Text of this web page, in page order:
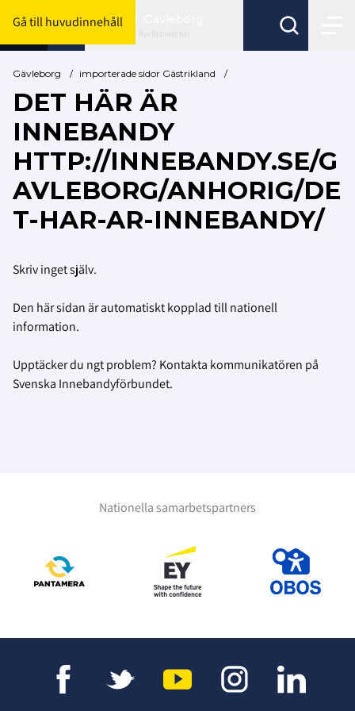
Gå till huvudinnehåll
Byt förbund här
Gävleborg / importerade sidor Gästrikland /
DET HÄR ÄR
INNEBANDY
HTTP://INNEBANDY.SE/G
AVLEBORG/ANHORIG/DE
T-HAR-AR-INNEBANDY/
Skriv inget själv.
Den här sidan är automatiskt kopplad till nationell
information.
Upptäcker du ngt problem? Kontakta kommunikatören på
Svenska Innebandyförbundet.
Nationella samarbetspartners